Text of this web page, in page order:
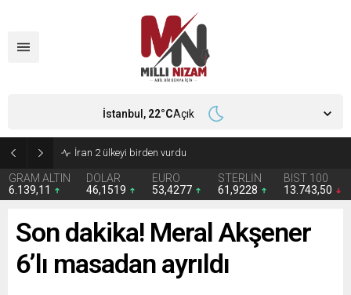
İran 2 ülkeyi birden vurdu
GRAM ALTIN
6.139,11
DOLAR
46,1519
EURO
53,4277
STERLİN
61,9228
BIST 100
13.743,50
İstanbul, 22°CAçık
Son dakika! Meral Akşener
6’lı masadan ayrıldı